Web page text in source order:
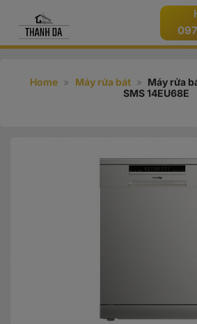
Home » Máy rửa bát » Máy rửa
SMS 14EU68E